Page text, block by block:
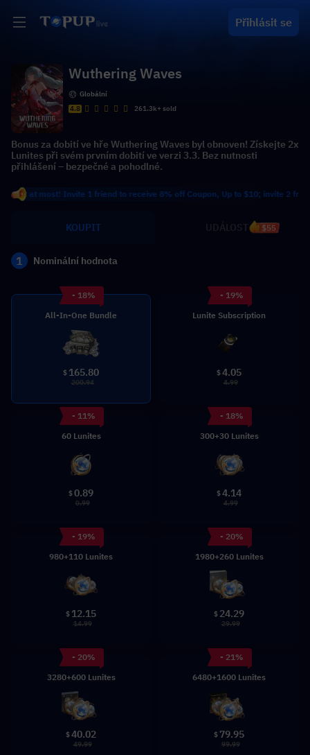
Přihlásit se
Wuthering Waves
Globální
4.8
261.3k+ sold
Bonus za dobití ve hře Wuthering Waves byl obnoven! Získejte 2x
Lunites při svém prvním dobití ve verzi 3.3. Bez nutnosti
přihlášení – bezpečné a pohodlné.
most! Invite 1 friend to receive 8% off Coupon, Up to $10; invite 2
KOUPIT $55
1 Nominální hodnota
- 18%
All-In-One Bundle
$ 165.80
200.94
- 19%
Lunite Subscription
$4.05
4.99
- 11%
60 Lunites
$0.89
0.99
- 18%
300+30 Lunites
$4.14
4.99
- 19%
980+110 Lunites
$ 12.15
14.99
- 20%
1980+260 Lunites
$ 24.29
29.99
- 20%
3280+600 Lunites
$40.02
49.99
- 21%
6480+1600 Lunites
$ 79.95
99.99